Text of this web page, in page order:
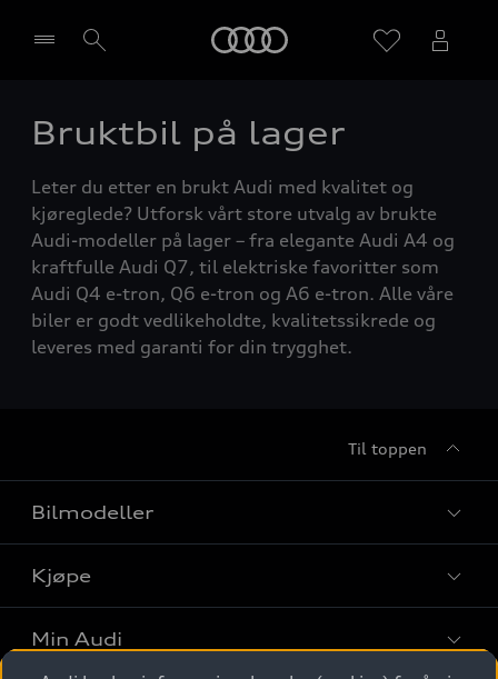
Velg forhandler
Bruktbil på lager
Leter du etter en brukt Audi med kvalitet og
kjøreglede? Utforsk vårt store utvalg av brukte
Audi-modeller på lager – fra elegante Audi A4 og
kraftfulle Audi Q7, til elektriske favoritter som
Audi Q4 e-tron, Q6 e-tron og A6 e-tron. Alle våre
biler er godt vedlikeholdte, kvalitetssikrede og
leveres med garanti for din trygghet.
Til toppen
Bilmodeller
Finn din Audi
Sammenlign bilmodeller
Elbiler
Kjøpe
Kjøpshjelp
Min Audi